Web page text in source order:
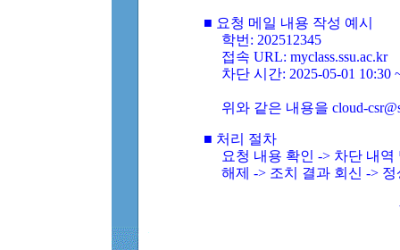
■ 요청 메일 내용 작성 예시
학번: 202512345
접속 URL: myclass.ssu.ac.kr
차단 시간: 2025-05-01 10:30
위와 같은 내용을 cloud-
■ 처리 절차
요청 내용 확인 -> 차단 내
해제 -> 조치 결과 회신 ->